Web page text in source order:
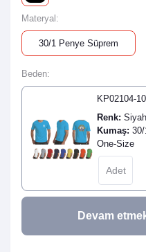
Materyal:
30/1 Penye Süprem
Beden:
KP02104-
Renk: Siyah
Kumaş:
One-Size
Devam